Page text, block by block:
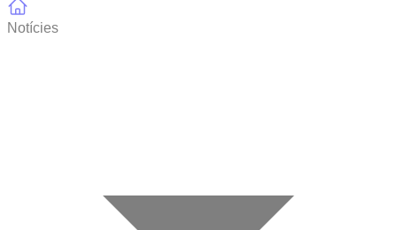
Notícies